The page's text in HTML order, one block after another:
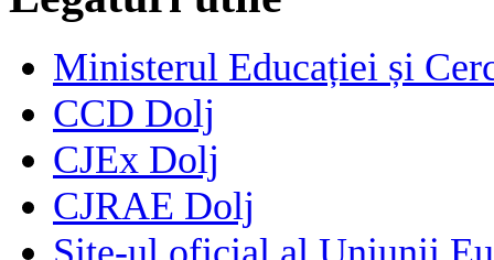
Ministerul Educației și
CCD Dolj
CJEx Dolj
CJRAE Dolj